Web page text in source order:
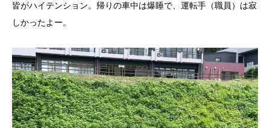
皆がハイテンション。帰りの車中は爆睡で、運転手（職員）は寂
しかったよー。